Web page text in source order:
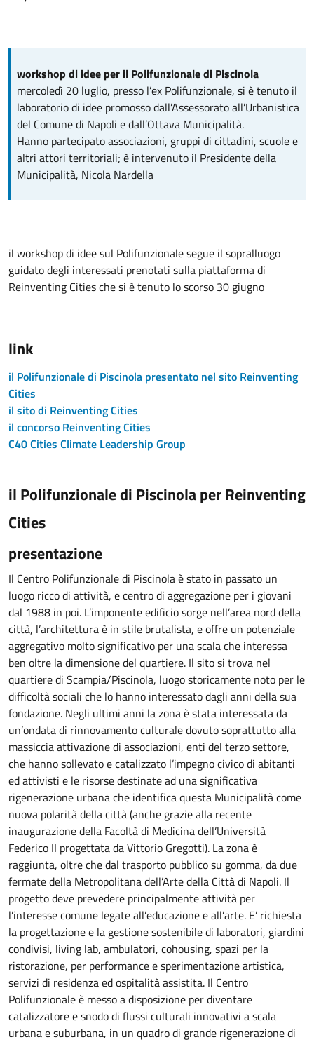
workshop di idee per il Polifunzionale di Piscinola
mercoledì 20 luglio, presso l’ex Polifunzionale, si è tenuto il
laboratorio di idee promosso dall’Assessorato all’Urbanistica
del Comune di Napoli e dall’Ottava Municipalità.
Hanno partecipato associazioni, gruppi di cittadini, scuole e
altri attori territoriali; è intervenuto il Presidente della
Municipalità, Nicola Nardella
il workshop di idee sul Polifunzionale segue il sopralluogo
guidato degli interessati prenotati sulla piattaforma di
Reinventing Cities che si è tenuto lo scorso 30 giugno
link
il Polifunzionale di Piscinola presentato nel sito Reinventing
Cities
il sito di Reinventing Cities
il concorso Reinventing Cities
C40 Cities Climate Leadership Group
il Polifunzionale di Piscinola per Reinventing
Cities
presentazione
Il Centro Polifunzionale di Piscinola è stato in passato un
luogo ricco di attività, e centro di aggregazione per i giovani
dal 1988 in poi. L’imponente edificio sorge nell’area nord della
città, l’architettura è in stile brutalista, e offre un potenziale
aggregativo molto significativo per una scala che interessa
ben oltre la dimensione del quartiere. Il sito si trova nel
quartiere di Scampia/Piscinola, luogo storicamente noto per le
difficoltà sociali che lo hanno interessato dagli anni della sua
fondazione. Negli ultimi anni la zona è stata interessata da
un’ondata di rinnovamento culturale dovuto soprattutto alla
massiccia attivazione di associazioni, enti del terzo settore,
che hanno sollevato e catalizzato l’impegno civico di abitanti
ed attivisti e le risorse destinate ad una significativa
rigenerazione urbana che identifica questa Municipalità come
nuova polarità della città (anche grazie alla recente
inaugurazione della Facoltà di Medicina dell’Università
Federico II progettata da Vittorio Gregotti). La zona è
raggiunta, oltre che dal trasporto pubblico su gomma, da due
fermate della Metropolitana dell’Arte della Città di Napoli. Il
progetto deve prevedere principalmente attività per
l’interesse comune legate all’educazione e all’arte. E’ richiesta
la progettazione e la gestione sostenibile di laboratori, giardini
condivisi, living lab, ambulatori, cohousing, spazi per la
ristorazione, per performance e sperimentazione artistica,
servizi di residenza ed ospitalità assistita. Il Centro
Polifunzionale è messo a disposizione per diventare
catalizzatore e snodo di flussi culturali innovativi a scala
urbana e suburbana, in un quadro di grande rigenerazione di